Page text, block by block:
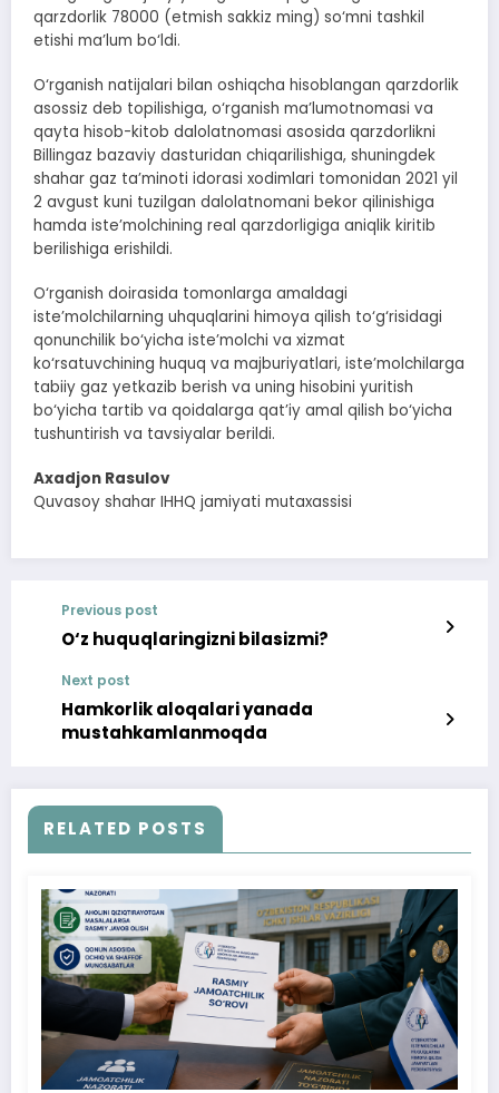
qarzdorlik 78000 (etmish sakkiz ming) so‘mni tashkil
etishi ma’lum bo‘ldi.
O‘rganish natijalari bilan oshiqcha hisoblangan qarzdorlik
asossiz deb topilishiga, o‘rganish ma’lumotnomasi va
qayta hisob-kitob dalolatnomasi asosida qarzdorlikni
Billingaz bazaviy dasturidan chiqarilishiga, shuningdek
shahar gaz ta’minoti idorasi xodimlari tomonidan 2021 yil
2 avgust kuni tuzilgan dalolatnomani bekor qilinishiga
hamda iste’molchining real qarzdorligiga aniqlik kiritib
berilishiga erishildi.
O‘rganish doirasida tomonlarga amaldagi
iste’molchilarning uhquqlarini himoya qilish to‘g‘risidagi
qonunchilik bo‘yicha iste’molchi va xizmat
ko‘rsatuvchining huquq va majburiyatlari, iste’molchilarga
tabiiy gaz yetkazib berish va uning hisobini yuritish
bo‘yicha tartib va qoidalarga qat’iy amal qilish bo‘yicha
tushuntirish va tavsiyalar berildi.
Axadjon Rasulov
Quvasoy shahar IHHQ jamiyati mutaxassisi
Previous post
O‘z huquqlaringizni bilasizmi?
Next post
Hamkorlik aloqalari yanada
mustahkamlanmoqda
RELATED POSTS